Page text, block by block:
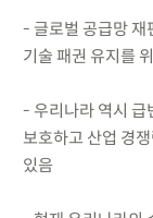
- 글로벌 공급망 재
기술 패권 유지를
- 우리나라 역시 급
보호하고 산업 경
있음